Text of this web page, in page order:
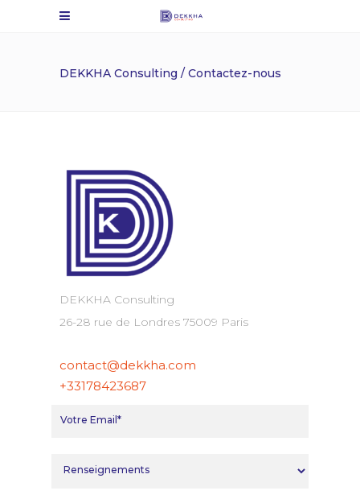
DEKKHA Consulting / Contactez-nous
DEKKHA Consulting
26-28 rue de Londres 75009 Paris
contact@dekkha.com
+33178423687